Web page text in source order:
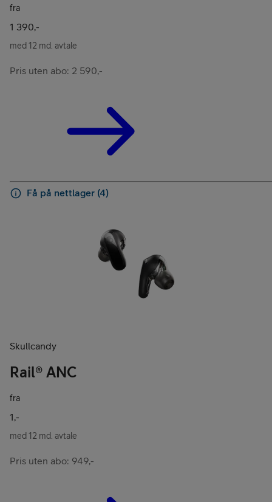
fra
1 390,-
med 12 md. avtale
Pris uten abo: 2 590,-
Få på nettlager (4)
Skullcandy
Rail® ANC
fra
1,-
med 12 md. avtale
Pris uten abo: 949,-